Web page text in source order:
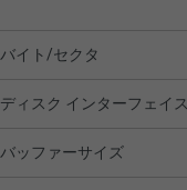
バイト/セクタ
ディスク インターフェイス
バッファーサイズ